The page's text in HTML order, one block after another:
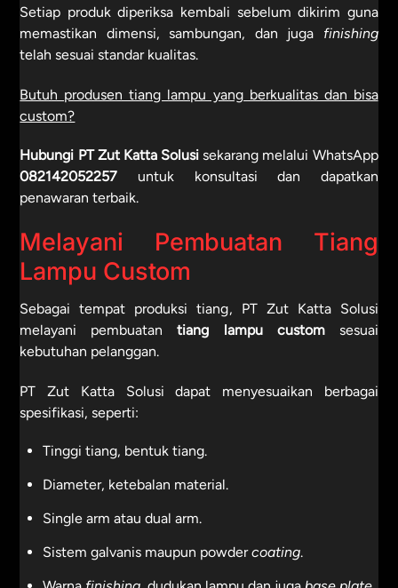
Setiap produk diperiksa kembali sebelum dikirim guna
memastikan dimensi, sambungan, dan juga finishing
telah sesuai standar kualitas.
Butuh produsen tiang lampu yang berkualitas dan bisa
custom?
Hubungi PT Zut Katta Solusi sekarang melalui WhatsApp
082142052257
untuk konsultasi dan dapatkan
penawaran terbaik.
Melayani Pembuatan Tiang
Lampu Custom
Sebagaitempat produksi tiang, PT Zut Katta Solusi
melayani pembuatantiang lampu customsesuai
kebutuhan pelanggan.
PT Zut Katta Solusi dapat menyesuaikan berbagai
spesifikasi, seperti:
Tinggi tiang, bentuk tiang.
Diameter, ketebalan material.
Single arm atau dual arm.
Sistem galvanis maupun powdercoating.